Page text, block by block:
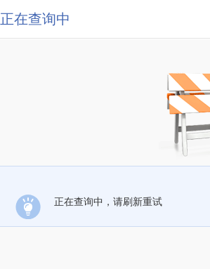
正在查询中
正在查询中，请刷新重试